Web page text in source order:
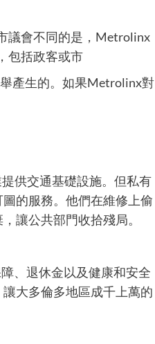
議會不同的是，Metrolinx
包括政客或市
產生的。如果Metrolinx對
供交通基礎設施。但私有
的服務。他們在維修上偷
讓公共部門收拾殘局。
、退休金以及健康和安全
大多倫多地區成千上萬的